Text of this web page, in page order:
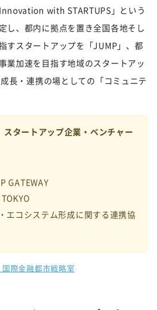
with STARTUPS」という
し、都内に拠点を置き全国各地そし
すスタートアップを「JUMP」、都
業加速を目指す地域のスタートアッ
長・連携の場としての「コミュニテ
スタートアップ企業・ベンチャー
GATEWAY
エコシステム形成に関する連携協
際金融都市戦略室